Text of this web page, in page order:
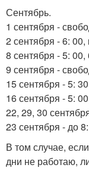
Сентябрь.
1 сентября -
2 сентября - 6:
8 сентября - 5:
9 сентября -
15 сентября - 5:
16 сентября - 5:
22, 29, 30
23 сентября - до
В том случае,
дни не работаю,